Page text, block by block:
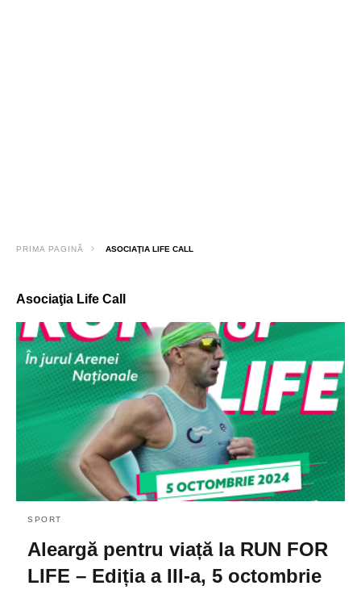
PRIMA PAGINĂ ASOCIAŢIA LIFE CALL
Asociaţia Life Call
SPORT
Aleargă pentru viață la RUN FOR
LIFE – Ediția a III-a, 5 octombrie